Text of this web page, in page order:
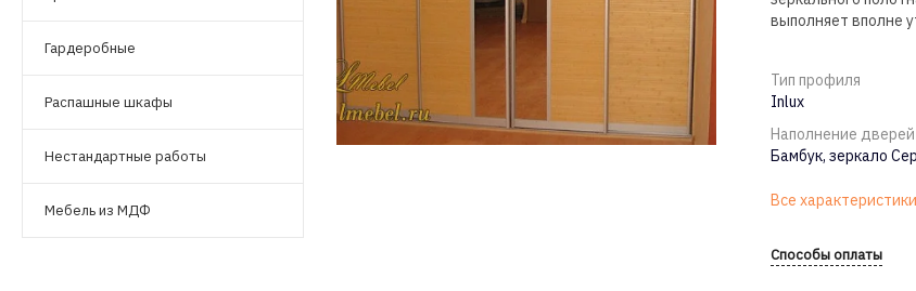
Гардеробные
Распашные шкафы
Нестандартные работы
Мебель из МДФ
выполняет вполне
Тип профиля
Inlux
Наполнение дверей
Бамбук, зеркало
Все характеристики
Способы оплаты